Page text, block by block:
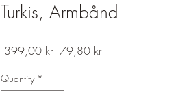
Turkis, Armbånd
399,00 kr Regular
79,80 krSale
Quantity *